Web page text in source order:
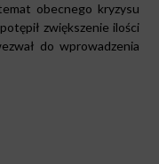
obecnego kryzysu
zwiększenie ilości
do wprowadzenia